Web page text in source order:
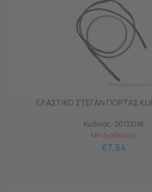
ΕΛΑΣΤΙΚΟ ΣΤΕΓΑΝ ΠΟΡΤΑΣ
Κωδικός: 20131018
Μη Διαθέσιμο
€7.54